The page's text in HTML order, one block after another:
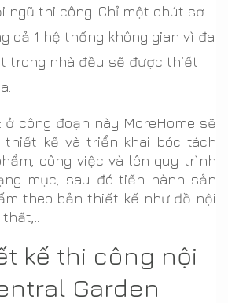
ngũ thi công. Chỉ một chút sơ
cả 1 hệ thống không gian vì đa
trong nhà đều sẽ được thiết
ở công đoạn này MoreHome sẽ
thiết kế và triển khai bóc tách
công việc và lên quy trình
mục, sau đó tiến hành sản
theo bản thiết kế như đồ nội
kế thi công nội
Garden